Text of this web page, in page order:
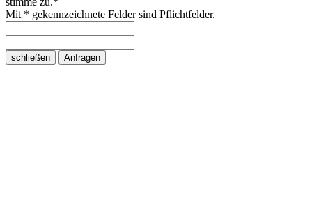
Mit * gekennzeichnete Felder sind Pflichtfelder.
schließen Anfragen